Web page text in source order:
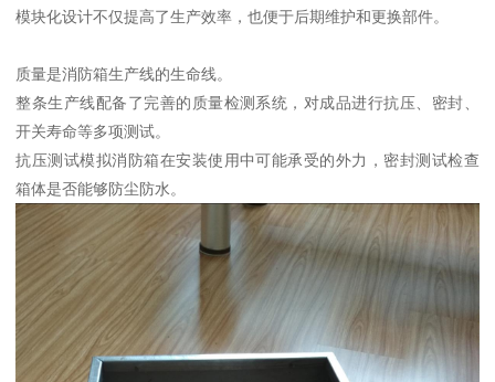
模块化设计不仅提高了生产效率，也便于后期维护和更换部件。
质量是消防箱生产线的生命线。
整条生产线配备了完善的质量检测系统，对成品进行抗压、密封、
开关寿命等多项测试。
抗压测试模拟消防箱在安装使用中可能承受的外力，密封测试检查
箱体是否能够防尘防水。